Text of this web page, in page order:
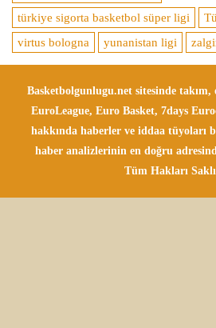
türkiye sigorta basketbol süper ligi
virtus bologna
yunanistan ligi
Basketbolgunlugu.net sitesinde
EuroLeague, Euro Basket, 7days
hakkında haberler ve iddaa tüyoları
haber analizlerinin en doğru
Tüm Hakları